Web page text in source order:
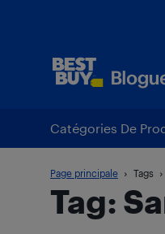
Catégories De
Page principale Tags
Tag: